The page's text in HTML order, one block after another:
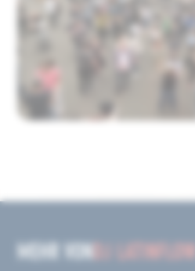
MEHR VONDJ LATINFLOW